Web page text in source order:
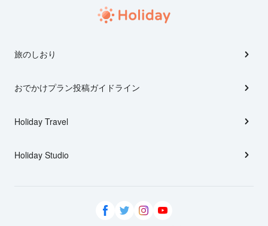
旅のしおり
おでかけプラン投稿ガイドライン
Holiday Travel
Holiday Studio